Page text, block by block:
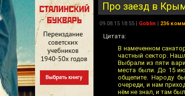
Про заезд в
09.08.15 18:55 | Goblin | 236
Цитата:
В намеченном
частный сектор.
Выбрали из пяти
места были. До 15
общепите. Народу
очереди, и нам
нём не знал, и там